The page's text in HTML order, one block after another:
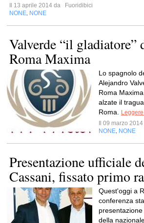
Il 13 aprile 2014 da
Fuoridibici
NONE NONE
Valverde “il gladiatore”
Roma Maxima
Lo spagnolo
Alejandro
Roma
alzate il
Roma.
Il 09 marzo
NONE NONE
Presentazione ufficiale
Cassani, fissato primo
Quest'oggi a
conferenza
della